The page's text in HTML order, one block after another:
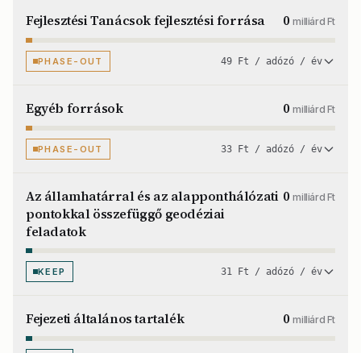
Fejlesztési Tanácsok fejlesztési forrása 0milliárd Ft
PHASE-OUT 49 Ft / adózó / év
Egyéb források 0milliárd Ft
PHASE-OUT 33 Ft / adózó / év
Az államhatárral és az alapponthálózati
pontokkal összefüggő geodéziai
feladatok
0milliárd Ft
KEEP 31 Ft / adózó / év
Fejezeti általános tartalék 0milliárd Ft